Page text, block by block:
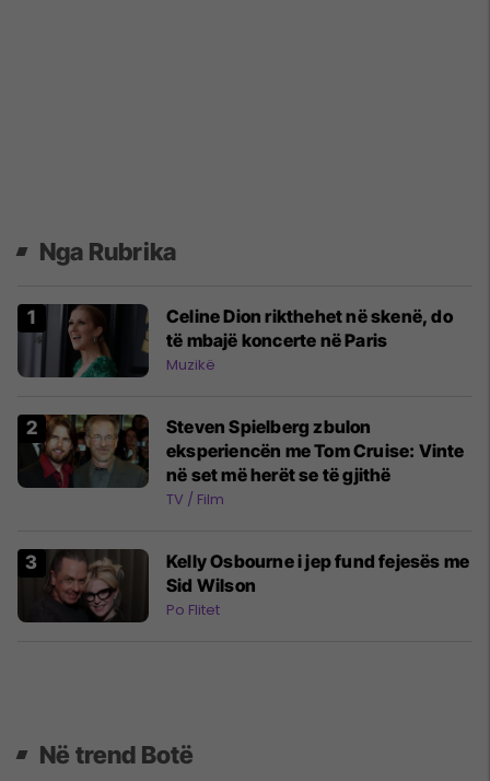
Nga Rubrika
Celine Dion rikthehet në skenë, do
të mbajë koncerte në Paris
Muzikë
Steven Spielberg zbulon
eksperiencën me Tom Cruise: Vinte
në set më herët se të gjithë
TV / Film
Kelly Osbourne i jep fund fejesës me
Sid Wilson
Po Flitet
Në trend Botë